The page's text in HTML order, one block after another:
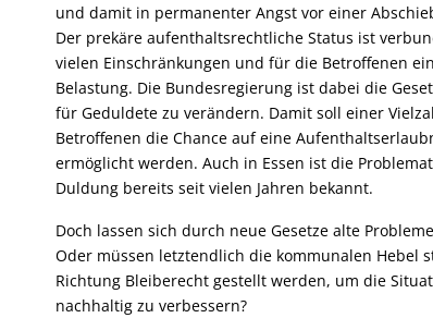
und damit in permanenter Angst vor einer
Der prekäre aufenthaltsrechtliche Status ist
vielen Einschränkungen und für die Betroffenen
Belastung. Die Bundesregierung ist dabei die
für Geduldete zu verändern. Damit soll einer
Betroffenen die Chance auf eine
ermöglicht werden. Auch in Essen ist die
Duldung bereits seit vielen Jahren bekannt.
Doch lassen sich durch neue Gesetze alte
Oder müssen letztendlich die kommunalen Hebel
Richtung Bleiberecht gestellt werden, um die
nachhaltig zu verbessern?